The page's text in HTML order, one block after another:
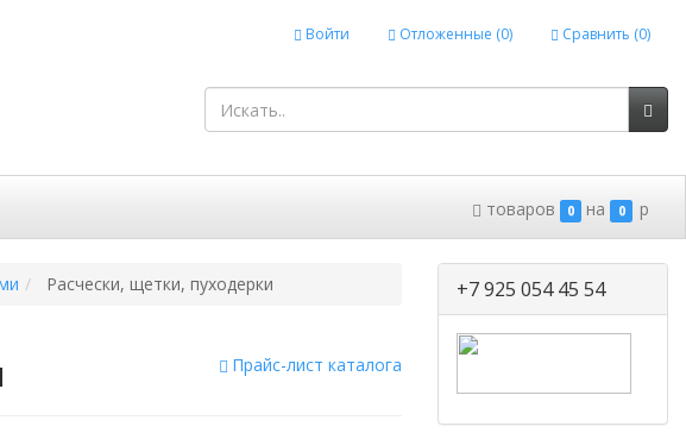
Войти Отложенные (0) Сравнить (0)
товаров 0 на 0 p
Расчески, щетки, пуходерки
Прайс-лист каталога
+7 925 054 45 54